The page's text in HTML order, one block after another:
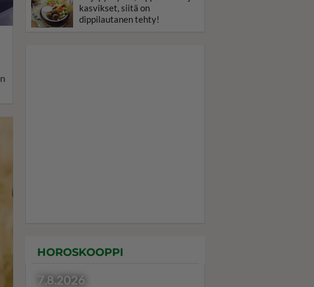
kasvikset, siitä on
dippilautanen tehty!
HOROSKOOPPI
7.8.2026